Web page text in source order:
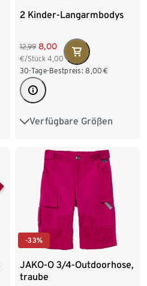
2 Kinder-Langarmbodys
12,99 8,00
€/Stück 4,00
30-Tage-Bestpreis: 8,00 €
Verfügbare Größen
50/56 62/68 74/80
86/92
-33%
JAKO-O 3/4-Outdoorhose,
traube